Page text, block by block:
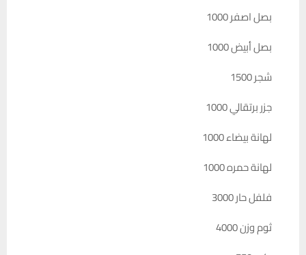
بصل اصفر 1000
بصل أبيض 1000
شجر 1500
جزر برتقالي 1000
لهانة بيضاء 1000
لهانة حمره 1000
فلفل حار 3000
ثوم وزن 4000